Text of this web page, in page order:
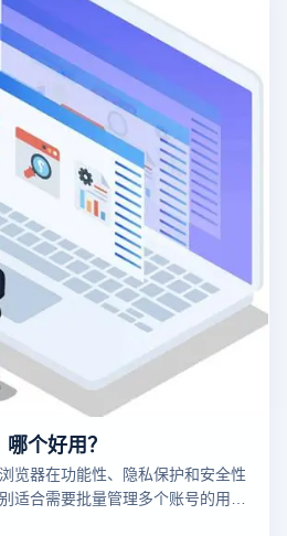
个好用？
览器在功能性、隐私保护和安全性
适合需要批量管理多个账号的用
交媒体营销人员。今天，我们将介